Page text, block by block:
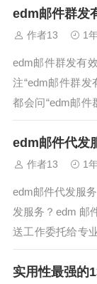
凭借高效、精准
段。那么，广州
edm邮件群发
作者13 1
edm邮件群发有
注“edm邮件群发
都会问“edm邮件
销手段，但随着
旧显著，成为企
基于真实案例，实
edm邮件代发
作者13 1
edm邮件代发服
发服务？edm 邮
送工作委托给专
件群发、管理和
越多的企业选择
实用性最强的